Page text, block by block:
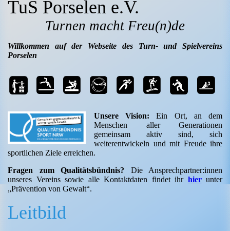
TuS Porselen e.V.
Turnen macht Freu(n)de
Willkommen auf der Webseite des Turn- und Spielvereins
Porselen
Unsere Vision:Ein Ort, an dem
Menschen aller Generationen
gemeinsam aktiv sind, sich
weiterentwickeln und mit Freude ihre
sportlichen Ziele erreichen.
Fragen zum Qualitätsbündnis? Die Ansprechpartner:innen
unseres Vereins sowie alle Kontaktdaten findet ihr hierunter
„Prävention von Gewalt“.
Leitbild